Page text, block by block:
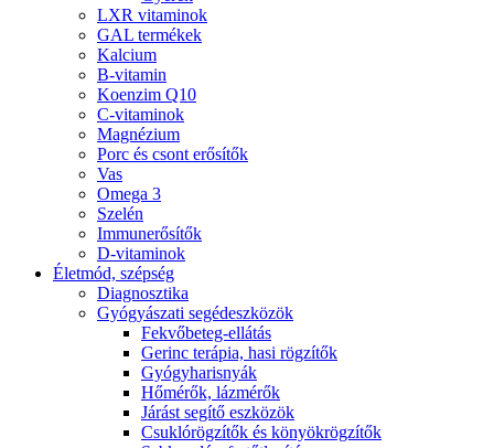
LXR vitaminok
GAL termékek
Kalcium
B-vitamin
Koenzim Q10
C-vitaminok
Magnézium
Porc és csont erősítők
Vas
Omega 3
Szelén
Immunerősítők
D-vitaminok
Életmód, szépség
Diagnosztika
Gyógyászati segédeszközök
Fekvőbeteg-ellátás
Gerinc terápia, hasi rögzítők
Gyógyharisnyák
Hőmérők, lázmérők
Járást segítő eszközök
Csuklórögzítők és könyökrögzítők